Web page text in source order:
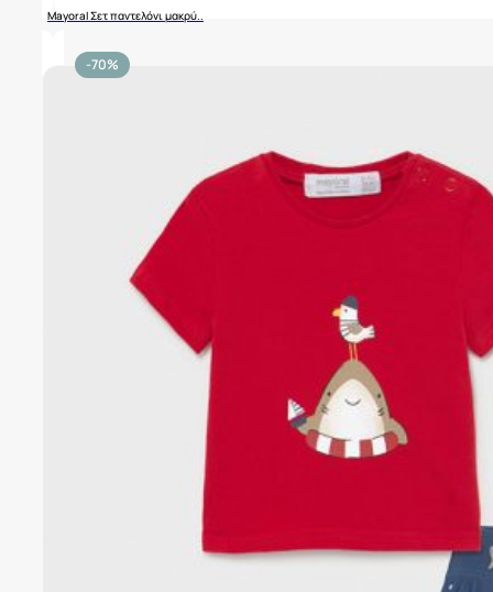
Mayoral Σετ παντελόνι μακρύ..
-70%